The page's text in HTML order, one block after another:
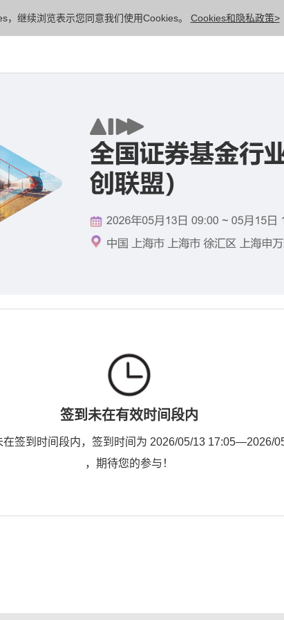
，继续浏览表示您同意我们使用Cookies。 Cookies和隐私政策>
签到未在有效时间段内
在签到时间段内，签到时间为 2026/05/13 17:05—2026/
，期待您的参与！